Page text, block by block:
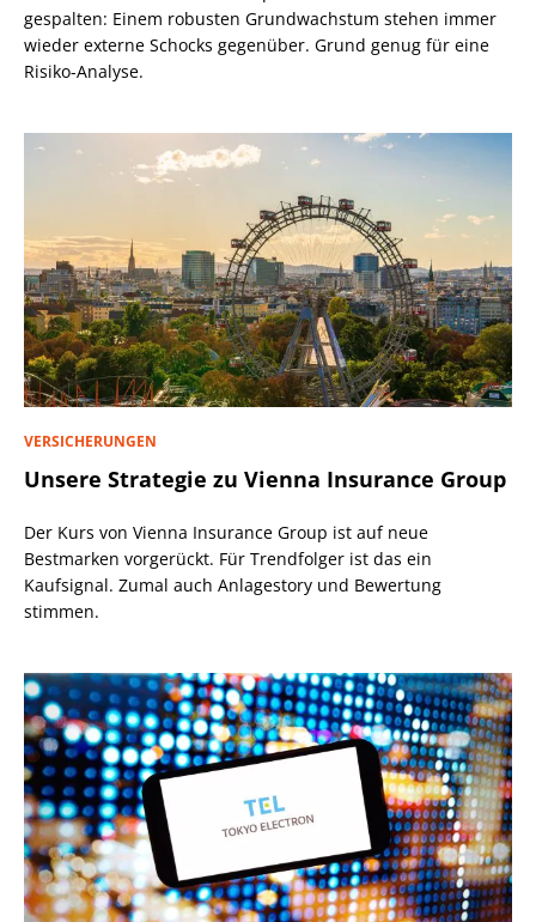
gespalten: Einem robusten Grundwachstum stehen immer
wieder externe Schocks gegenüber. Grund genug für eine
Risiko-Analyse.
VERSICHERUNGEN
Unsere Strategie zu Vienna Insurance Group
Der Kurs von Vienna Insurance Group ist auf neue
Bestmarken vorgerückt. Für Trendfolger ist das ein
Kaufsignal. Zumal auch Anlagestory und Bewertung
stimmen.